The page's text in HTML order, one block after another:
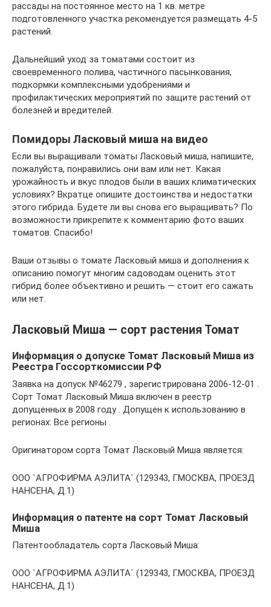
рассады на постоянное место на 1 кв. метре
подготовленного участка рекомендуется размещать 4-5
растений.
Дальнейший уход за томатами состоит из
своевременного полива, частичного пасынкования,
подкормки комплексными удобрениями и
профилактических мероприятий по защите растений от
болезней и вредителей.
Помидоры Ласковый миша на видео
Если вы выращивали томаты Ласковый миша, напишите,
пожалуйста, понравились они вам или нет. Какая
урожайность и вкус плодов были в ваших климатических
условиях? Вкратце опишите достоинства и недостатки
этого гибрида. Будете ли вы снова его выращивать? По
возможности прикрепите к комментарию фото ваших
томатов. Спасибо!
Ваши отзывы о томате Ласковый миша и дополнения к
описанию помогут многим садоводам оценить этот
гибрид более объективно и решить — стоит его сажать
или нет.
Ласковый Миша — сорт растения Томат
Информация о допуске Томат Ласковый Миша из
Реестра Госсорткомиссии РФ
Заявка на допуск №46279 , зарегистрирована 2006-12-01 .
Сорт Томат Ласковый Миша включен в реестр
допущенных в 2008 году . Допущен к использованию в
регионах: Все регионы .
Оригинатором сорта Томат Ласковый Миша является:
ООО `АГРОФИРМА АЭЛИТА` (129343, Г.МОСКВА, ПРОЕЗД
НАНСЕНА, Д.1)
Информация о патенте на сорт Томат Ласковый
Миша
Патентообладатель сорта Ласковый Миша:
ООО `АГРОФИРМА АЭЛИТА` (129343, Г.МОСКВА, ПРОЕЗД
НАНСЕНА, Д.1)